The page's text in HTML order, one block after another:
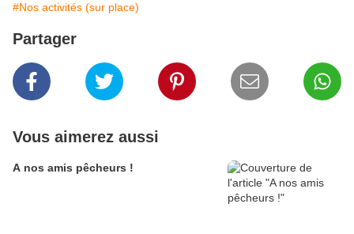
#Nos activités (sur place)
Partager
Vous aimerez aussi
A nos amis pêcheurs !